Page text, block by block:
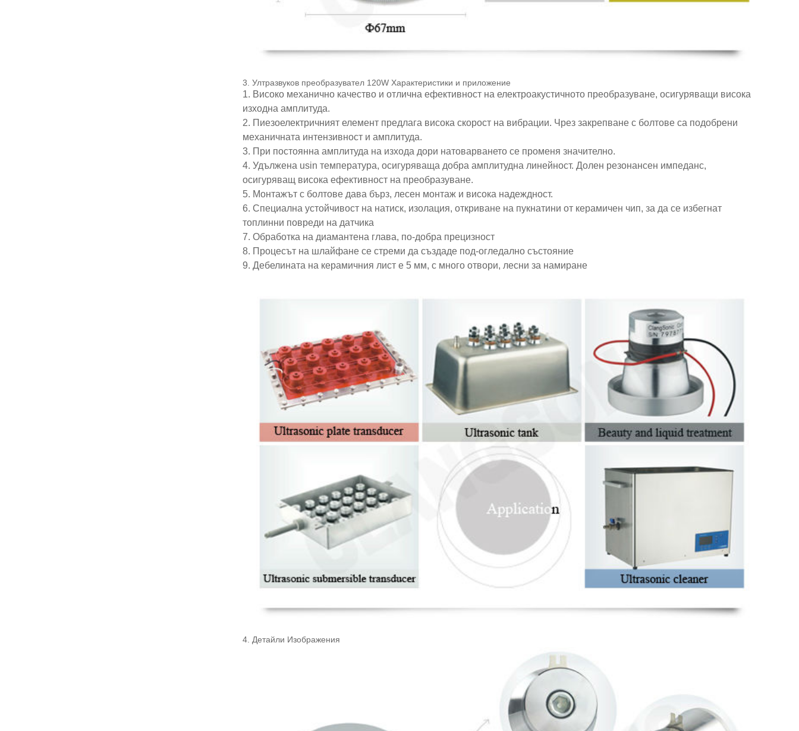
3. Ултразвуков преобразувател 120W Характеристики и приложение
1. Високо механично качество и отлична ефективност на електроакустичното преобразуване, осигуряващи висока
изходна амплитуда.
2. Пиезоелектричният елемент предлага висока скорост на вибрации. Чрез закрепване с болтове са подобрени
механичната интензивност и амплитуда.
3. При постоянна амплитуда на изхода дори натоварването се променя значително.
4. Удължена usin температура, осигуряваща добра амплитудна линейност. Долен резонансен импеданс,
осигуряващ висока ефективност на преобразуване.
5. Монтажът с болтове дава бърз, лесен монтаж и висока надеждност.
6. Специална устойчивост на натиск, изолация, откриване на пукнатини от керамичен чип, за да се избегнат
топлинни повреди на датчика
7. Обработка на диамантена глава, по-добра прецизност
8. Процесът на шлайфане се стреми да създаде под-огледално състояние
9. Дебелината на керамичния лист е 5 мм, с много отвори, лесни за намиране
4. Детайли Изображения